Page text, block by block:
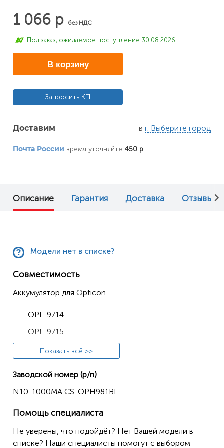
1 066 р без НДС
Под заказ, ожидаемое поступление 30.08.2026
В корзину
Запросить КП
Доставим в г. Выберите город
Почта России время уточняйте 450 р
Описание Гарантия Доставка Отзывы (0)
Модели нет в списке?
Совместимость
Аккумулятор для Opticon
OPL-9714
OPL-9715
OPL-9815
Показать всё >>
Заводской номер (p/n)
N10-1000MA CS-OPH981BL
Помощь специалиста
Не уверены, что подойдёт? Нет Вашей модели в
списке? Наши специалисты помогут с выбором